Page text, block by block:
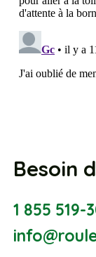
Besoin
1 855 519-